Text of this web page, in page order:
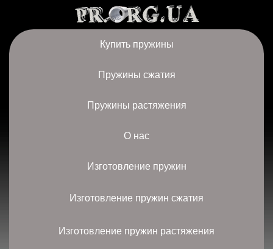
Купить пружины
Пружины сжатия
Пружины растяжения
О нас
Изготовление пружин
Изготовление пружин сжатия
Изготовление пружин растяжения